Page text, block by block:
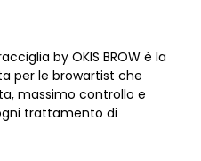
by OKIS BROW è la
per le browartist che
massimo controllo e
trattamento di